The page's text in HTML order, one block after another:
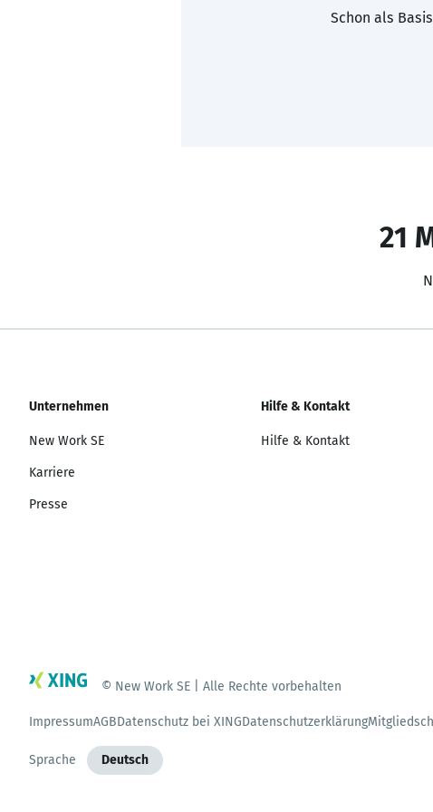
Schon als
21
Unternehmen
New Work SE
Karriere
Presse
Hilfe & Kontakt
Hilfe & Kontakt
© New Work SE | Alle Rechte vorbehalten
ImpressumAGBDatenschutz bei XINGDatenschutzerklärung
Sprache Deutsch